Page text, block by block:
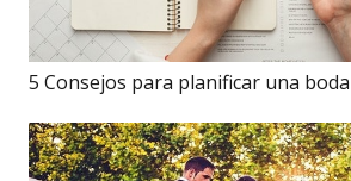
5 Consejos para planificar una boda